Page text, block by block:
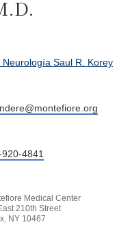
Saul R. Korey
4841
Medical Center
210th Street
NY 10467